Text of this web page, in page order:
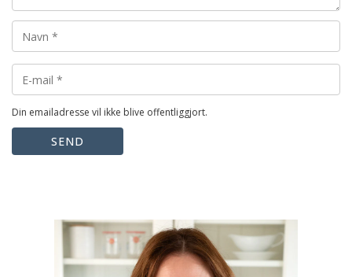
Din emailadresse vil ikke blive offentliggjort.
SEND